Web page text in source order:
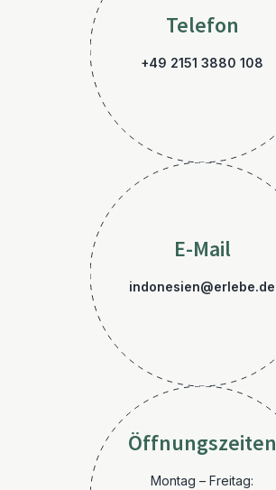
Telefon
+49 2151 3880 108
E-Mail
indonesien@erlebe.de
Öffnungszeiten
Montag – Freitag: